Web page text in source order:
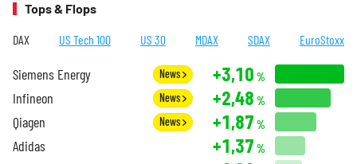
Tops & Flops
DAX US Tech 100 US 30 MDAX SDAX EuroStoxx
Siemens Energy News +3,10 %
Infineon News +2,48 %
Qiagen News +1,87 %
Adidas +1,37 %